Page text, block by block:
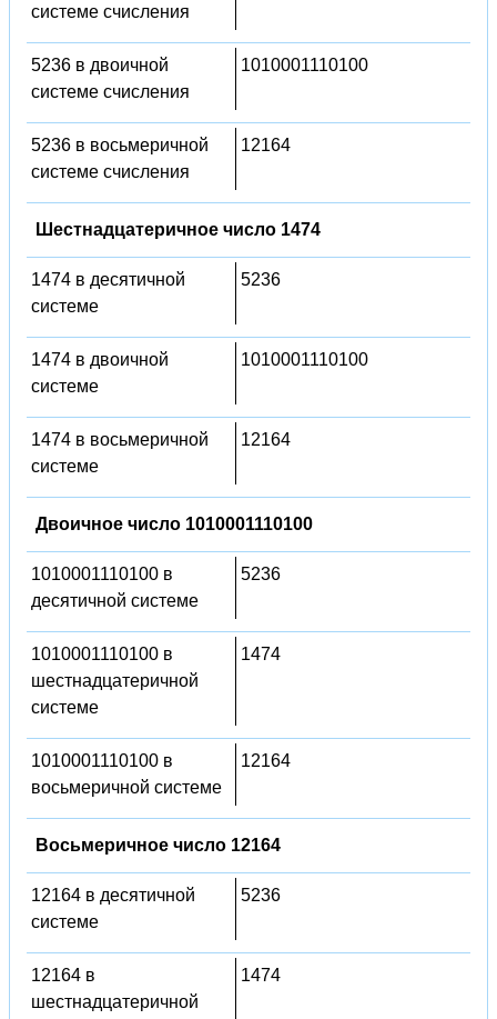
системе счисления
5236 в двоичной
системе счисления
1010001110100
5236 в восьмеричной
системе счисления
12164
Шестнадцатеричное число 1474
1474 в десятичной
системе
5236
1474 в двоичной
системе
1010001110100
1474 в восьмеричной
системе
12164
Двоичное число 1010001110100
1010001110100 в
десятичной системе
5236
1010001110100 в
шестнадцатеричной
системе
1474
1010001110100 в
восьмеричной системе
12164
Восьмеричное число 12164
12164 в десятичной
системе
5236
12164 в
шестнадцатеричной
1474